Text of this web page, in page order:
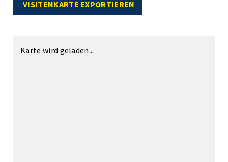
VISITENKARTE EXPORTIEREN
Karte wird geladen...